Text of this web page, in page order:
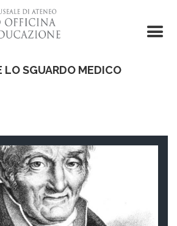
LO SGUARDO MEDICO